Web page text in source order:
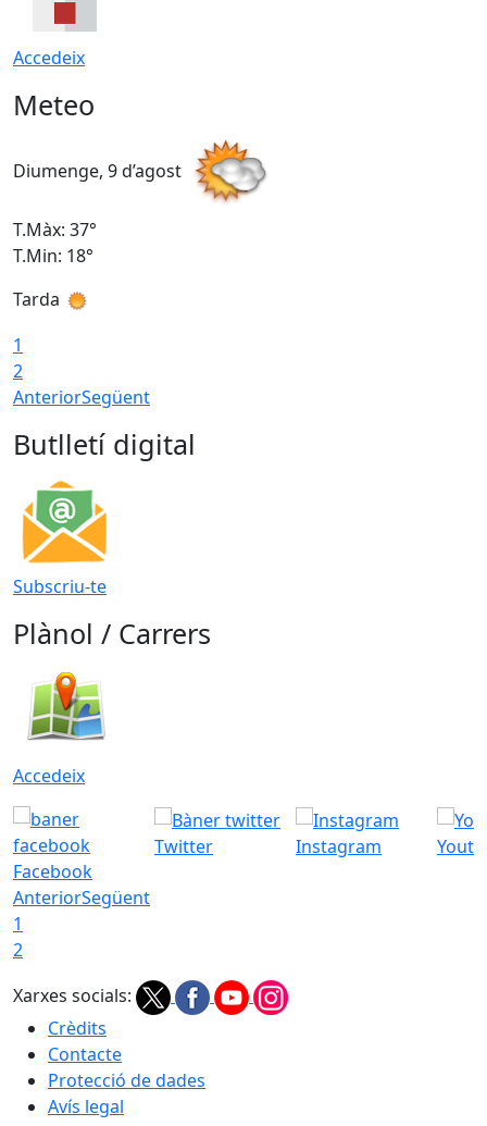
Accedeix
Meteo
Diumenge, 9 d’agost
T.Màx: 37°
T.Min: 18°
Tarda
1
2
AnteriorSegüent
Butlletí digital
Subscriu-te
Plànol / Carrers
Accedeix
Facebook
Twitter Instagram
AnteriorSegüent
1
2
Xarxes socials:
Crèdits
Contacte
Protecció de dades
Avís legal